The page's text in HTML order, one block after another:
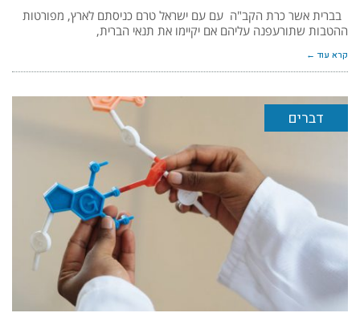
בברית אשר כרת הקב"ה עם עם ישראל טרם כניסתם לארץ, מפורטות
ההטבות שתורעפנה עליהם אם יקיימו את תנאי הברית,
קרא עוד ←
דברים